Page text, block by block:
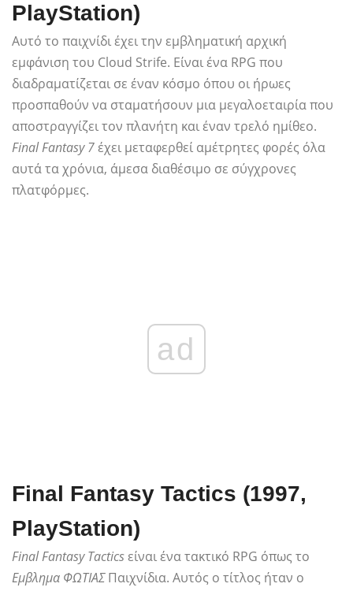
PlayStation)
Αυτό το παιχνίδι έχει την εμβληματική αρχική
εμφάνιση του Cloud Strife. Είναι ένα RPG που
διαδραματίζεται σε έναν κόσμο όπου οι ήρωες
προσπαθούν να σταματήσουν μια μεγαλοεταιρία που
αποστραγγίζει τον πλανήτη και έναν τρελό ημίθεο.
Final Fantasy 7έχει μεταφερθεί αμέτρητες φορές όλα
αυτά τα χρόνια, άμεσα διαθέσιμο σε σύγχρονες
πλατφόρμες.
ad
Final Fantasy Tactics (1997,
PlayStation)
Final Fantasy Tacticsείναι ένα τακτικό RPG όπως το
Εμβλημα ΦΩΤΙΑΣΠαιχνίδια. Αυτός ο τίτλος ήταν ο